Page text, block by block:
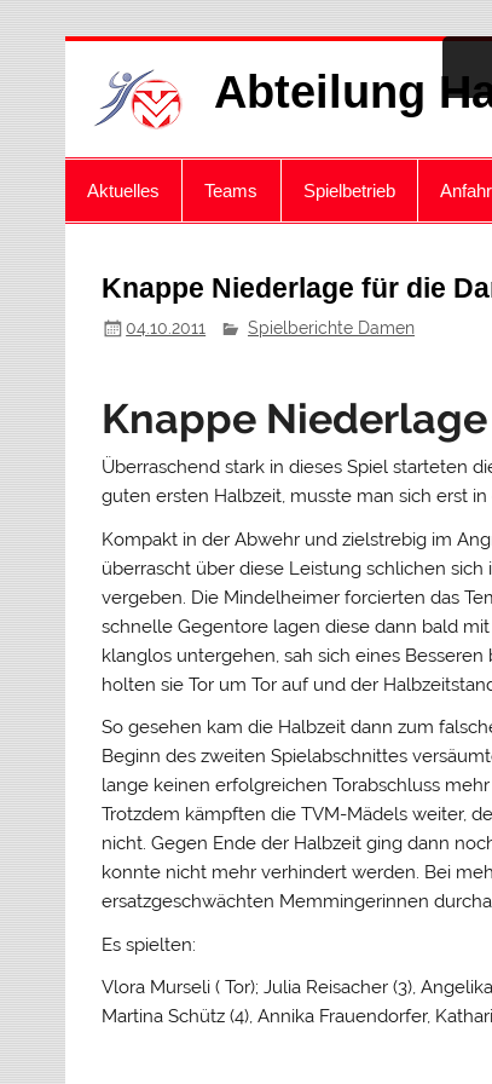
Abteilung
Aktuelles Teams Spielbetrieb
Knappe Niederlage für die
04.10.2011 Spielberichte Damen
Knappe
Überraschend stark in dieses Spiel starteten
guten ersten Halbzeit, musste man sich erst
Kompakt in der Abwehr und zielstrebig im
überrascht über diese Leistung schlichen
vergeben. Die Mindelheimer forcierten das
schnelle Gegentore lagen diese dann bald
klanglos untergehen, sah sich eines
holten sie Tor um Tor auf und der
So gesehen kam die Halbzeit dann zum
Beginn des zweiten Spielabschnittes
lange keinen erfolgreichen Torabschluss
Trotzdem kämpften die TVM-Mädels weiter,
nicht. Gegen Ende der Halbzeit ging dann
konnte nicht mehr verhindert werden. Bei
ersatzgeschwächten Memmingerinnen
Es spielten:
Vlora Murseli ( Tor); Julia Reisacher (3),
Martina Schütz (4), Annika Frauendorfer,